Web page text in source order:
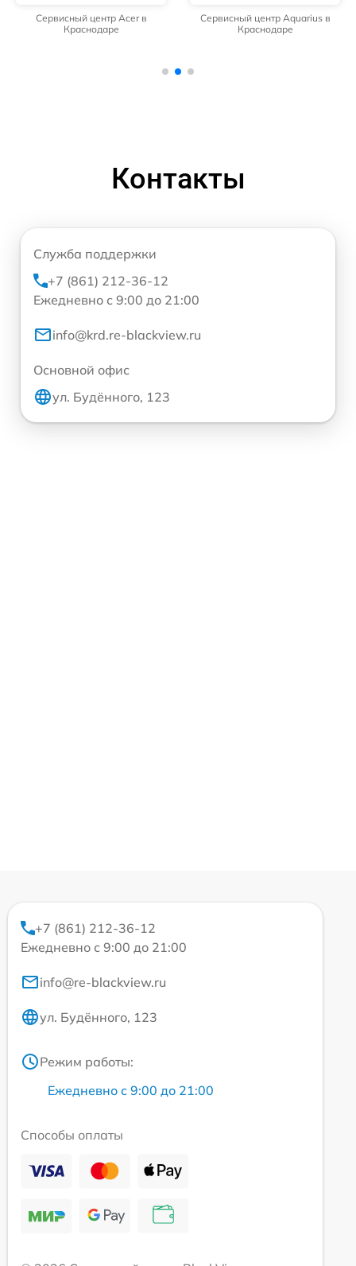
Сервисный центр Acer в
Краснодаре
Сервисный центр Aquarius в
Краснодаре
Контакты
Служба поддержки
+7 (861) 212-36-12
Ежедневно с 9:00 до 21:00
info@krd.re-blackview.ru
Основной офис
ул. Будённого, 123
+7 (861) 212-36-12
Ежедневно с 9:00 до 21:00
info@re-blackview.ru
ул. Будённого, 123
Режим работы:
Ежедневно с 9:00 до 21:00
Способы оплаты